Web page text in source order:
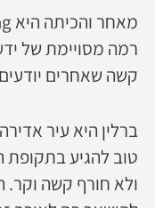
רמה מסויימת של
קשה שאחרים
ברלין היא עיר
טוב להגיע בתקופת
ולא חורף קשה וקר.